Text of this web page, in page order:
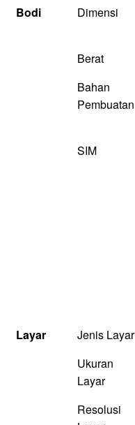
Bodi
Dimensi
Berat
Bahan
Pembuatan
SIM
Layar
Jenis Layar
Ukuran
Layar
Resolusi